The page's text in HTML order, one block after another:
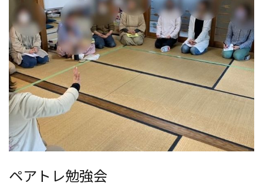
ペアトレ勉強会